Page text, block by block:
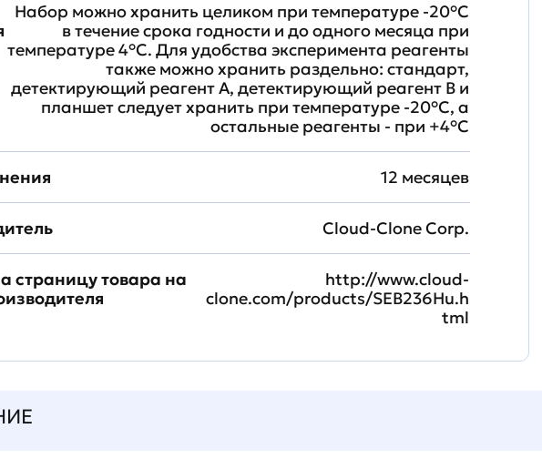
Набор можно хранить целиком при температуре -20°C
в течение срока годности и до одного месяца при
температуре 4°C. Для удобства эксперимента реагенты
также можно хранить раздельно: стандарт,
детектирующий реагент A, детектирующий реагент B и
планшет следует хранить при температуре -20°C, а
остальные реагенты - при +4°С
12 месяцев
Cloud-Clone Corp.
страницу товара на
http://www.cloud-
clone.com/products/SEB236Hu.h
tml